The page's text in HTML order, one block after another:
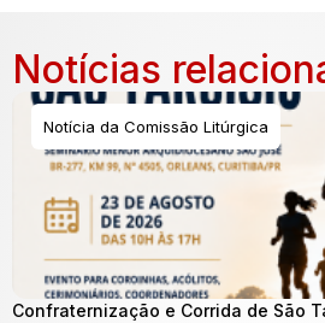
Notícias
Notícia da Comissão Litúrgica
Confraternização e Corrida de São